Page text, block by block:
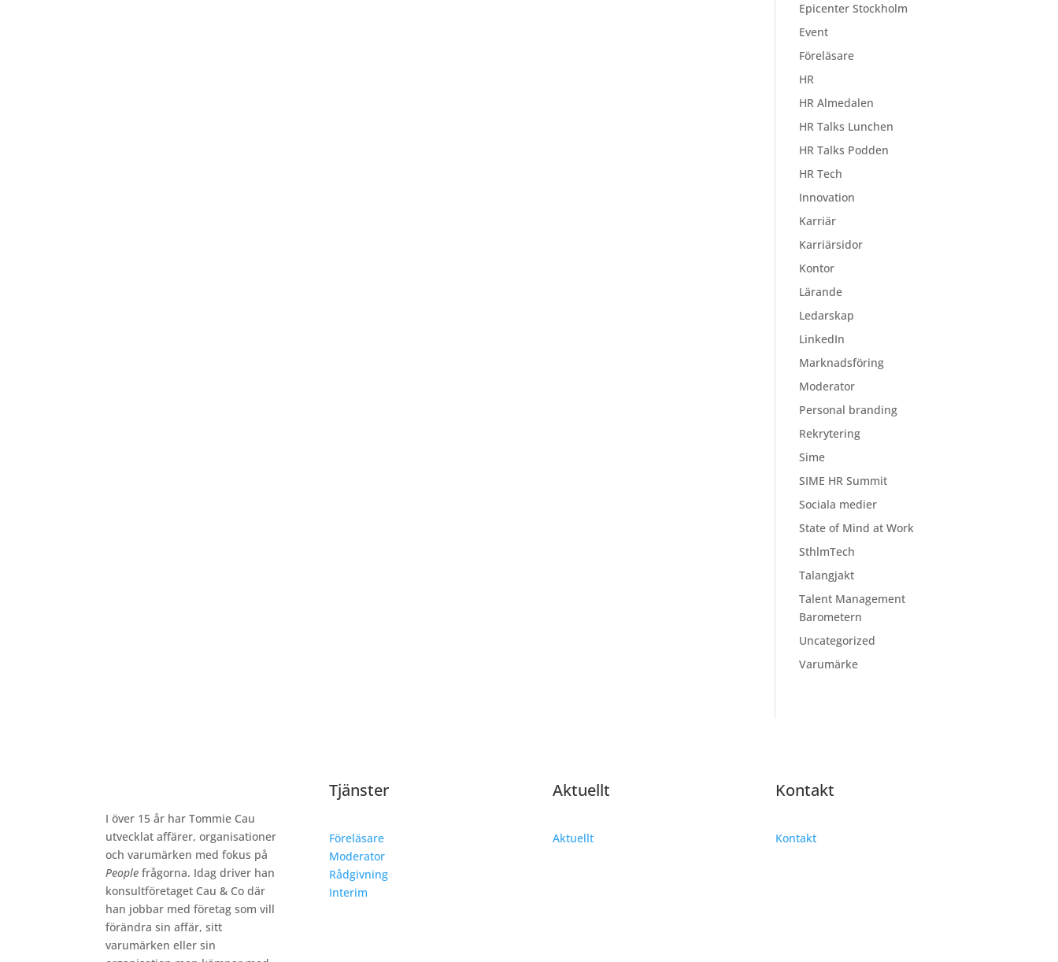
Epicenter Stockholm
Event
Föreläsare
HR
HR Almedalen
HR Talks Lunchen
HR Talks Podden
HR Tech
Innovation
Karriär
Karriärsidor
Kontor
Lärande
Ledarskap
LinkedIn
Marknadsföring
Moderator
Personal branding
Rekrytering
Sime
SIME HR Summit
Sociala medier
State of Mind at Work
SthlmTech
Talangjakt
Talent Management
Barometern
Uncategorized
Varumärke
I över 15 år har Tommie Cau
utvecklat affärer, organisationer
och varumärken med fokus på
People frågorna. Idag driver han
konsultföretaget Cau & Co där
han jobbar med företag som vill
förändra sin affär, sitt
varumärken eller sin
Tjänster
Föreläsare
Moderator
Rådgivning
Interim
Aktuellt
Aktuellt
Kontakt
Kontakt